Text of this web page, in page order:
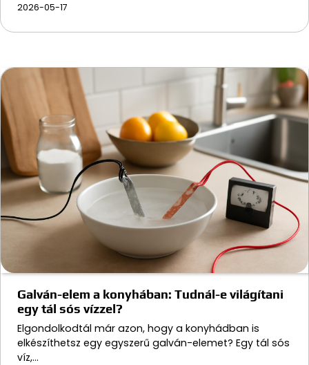
2026-05-17
Galván-elem a konyhában: Tudnál-e világítani
egy tál sós vízzel?
Elgondolkodtál már azon, hogy a konyhádban is
elkészíthetsz egy egyszerű galván-elemet? Egy tál sós
víz,…